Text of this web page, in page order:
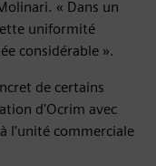
« Dans un
uniformité
considérable ».
de certains
d'Ocrim avec
l'unité commerciale